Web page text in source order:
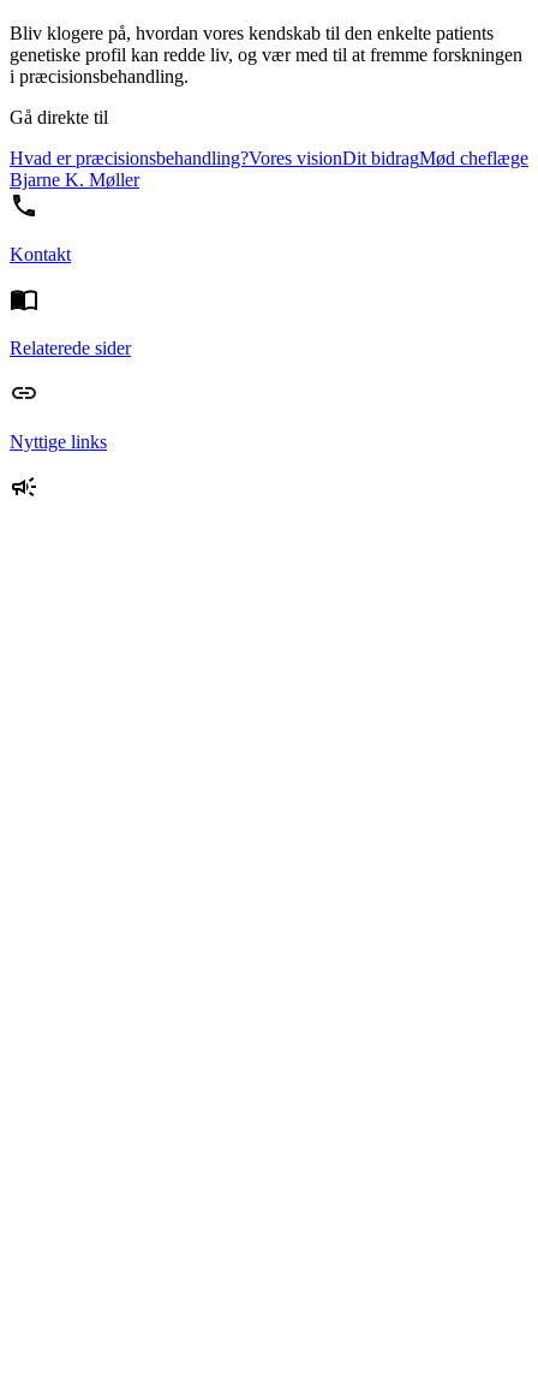
Bliv klogere på, hvordan vores kendskab til den enkelte patients
genetiske profil kan redde liv, og vær med til at fremme forskningen
i præcisionsbehandling.
Gå direkte til
Hvad er præcisionsbehandling?Vores visionDit bidragMød cheflæge
Bjarne K. Møller
Kontakt
Relaterede sider
Nyttige links